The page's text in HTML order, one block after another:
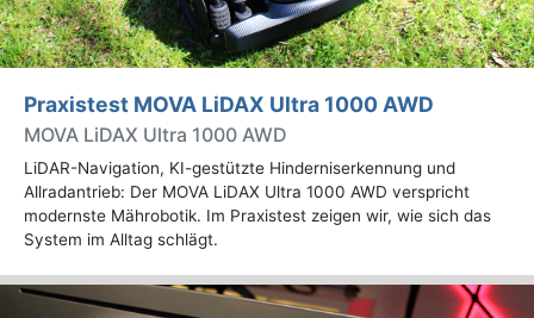
Praxistest MOVA LiDAX Ultra 1000 AWD
MOVA LiDAX Ultra 1000 AWD
LiDAR-Navigation, KI-gestützte Hinderniserkennung und
Allradantrieb: Der MOVA LiDAX Ultra 1000 AWD verspricht
modernste Mährobotik. Im Praxistest zeigen wir, wie sich das
System im Alltag schlägt.